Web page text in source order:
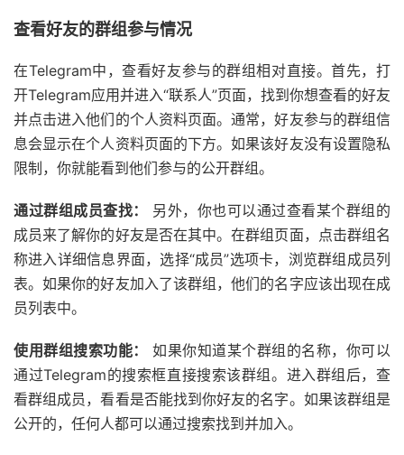
查看好友的群组参与情况
在Telegram中，查看好友参与的群组相对直接。首先，打
开Telegram应用并进入“联系人”页面，找到你想查看的好友
并点击进入他们的个人资料页面。通常，好友参与的群组信
息会显示在个人资料页面的下方。如果该好友没有设置隐私
限制，你就能看到他们参与的公开群组。
通过群组成员查找：
另外，你也可以通过查看某个群组的
成员来了解你的好友是否在其中。在群组页面，点击群组名
称进入详细信息界面，选择“成员”选项卡，浏览群组成员列
表。如果你的好友加入了该群组，他们的名字应该出现在成
员列表中。
使用群组搜索功能：
如果你知道某个群组的名称，你可以
通过Telegram的搜索框直接搜索该群组。进入群组后，查
看群组成员，看看是否能找到你好友的名字。如果该群组是
公开的，任何人都可以通过搜索找到并加入。